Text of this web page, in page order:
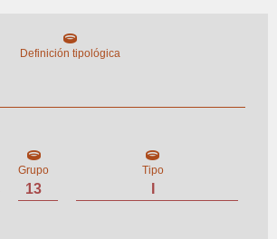
Definición tipológica
Grupo
13
Tipo